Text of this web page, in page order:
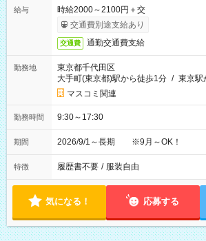
給与
時給2000～2100円＋交
交通費別途支給あり
交通費 通勤交通費支給
勤務地
東京都千代田区
大手町(東京都)駅から徒歩1分 / 東京駅
マスコミ関連
勤務時間 9:30～17:30
期間 2026/9/1～長期 ※9月～OK！
特徴 履歴書不要 / 服装自由
気になる！ 応募する